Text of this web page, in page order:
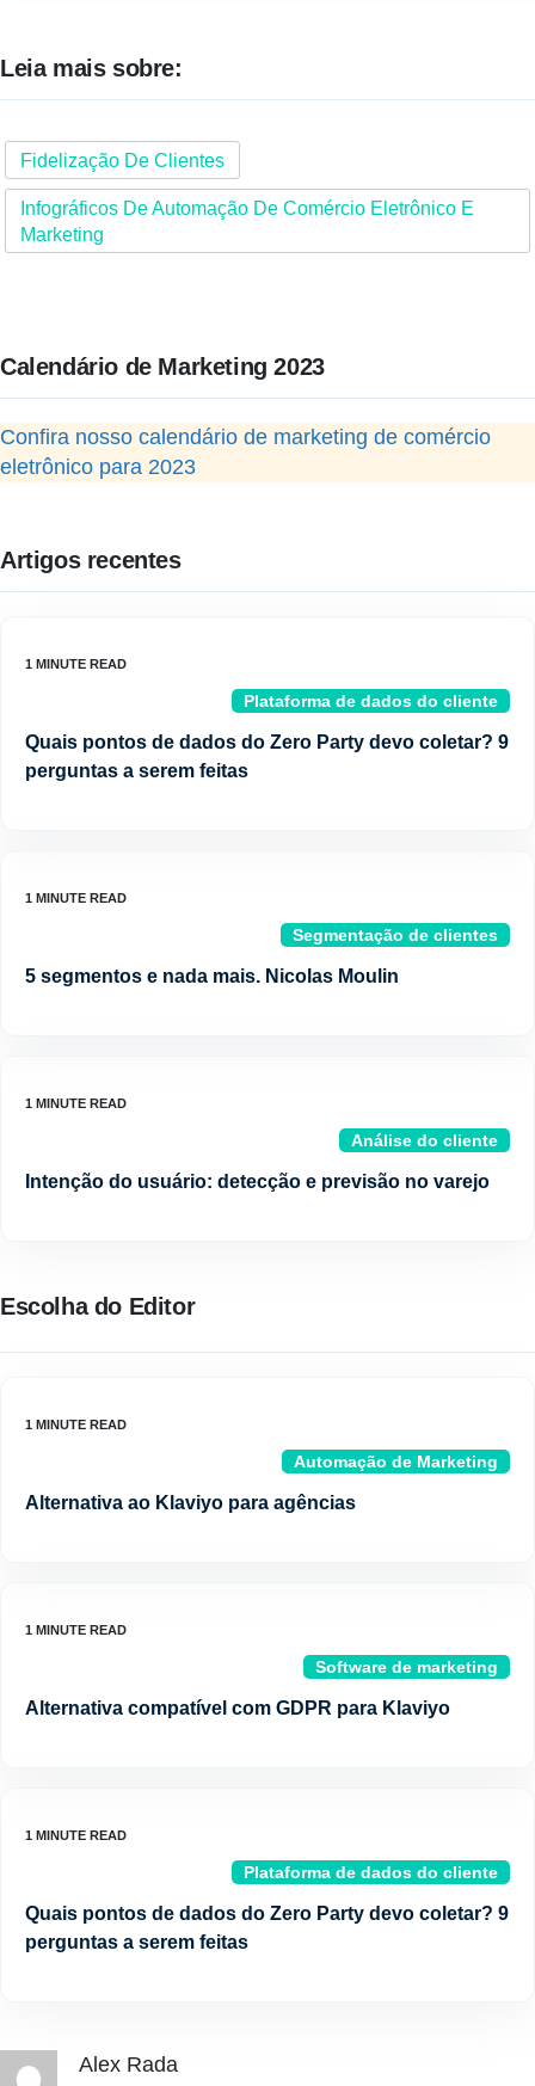
Leia mais sobre:
Fidelização De Clientes
Infográficos De Automação De Comércio Eletrônico E
Marketing
Calendário de Marketing 2023
Confira nosso calendário de marketing de comércio
eletrônico para 2023
Artigos recentes
Plataforma de dados do cliente
Quais pontos de dados do Zero Party devo coletar? 9
perguntas a serem feitas
Segmentação de clientes
5 segmentos e nada mais. Nicolas Moulin
Análise do cliente
Intenção do usuário: detecção e previsão no varejo
Escolha do Editor
Automação de Marketing
Alternativa ao Klaviyo para agências
Software de marketing
Alternativa compatível com GDPR para Klaviyo
Plataforma de dados do cliente
Quais pontos de dados do Zero Party devo coletar? 9
perguntas a serem feitas
Alex Rada